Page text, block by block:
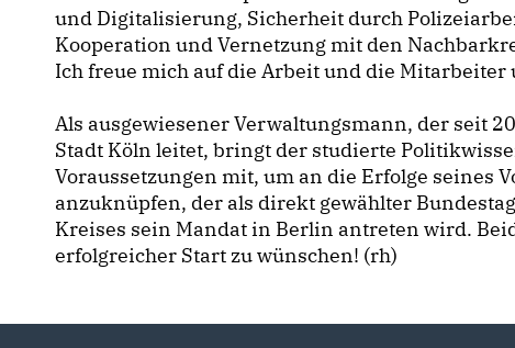
und Digitalisierung, Sicherheit durch
Kooperation und Vernetzung mit den
Ich freue mich auf die Arbeit und die
Als ausgewiesener Verwaltungsmann, der seit
Stadt Köln leitet, bringt der studierte
Voraussetzungen mit, um an die Erfolge seines
anzuknüpfen, der als direkt gewählter
Kreises sein Mandat in Berlin antreten wird.
erfolgreicher Start zu wünschen! (rh)